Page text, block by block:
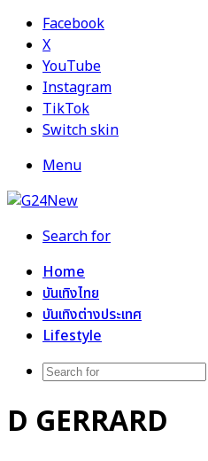
Facebook
X
YouTube
Instagram
TikTok
Switch skin
Menu
Search for
Home
บันเทิงไทย
บันเทิงต่างประเทศ
Lifestyle
D GERRARD